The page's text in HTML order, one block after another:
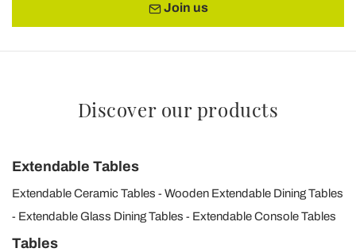
Join us
Discover our products
Extendable Tables
Extendable Ceramic Tables
Wooden Extendable Dining Tables
Extendable Glass Dining Tables
Extendable Console Tables
Tables